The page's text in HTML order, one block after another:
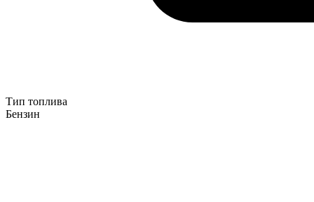
Тип топлива
Бензин